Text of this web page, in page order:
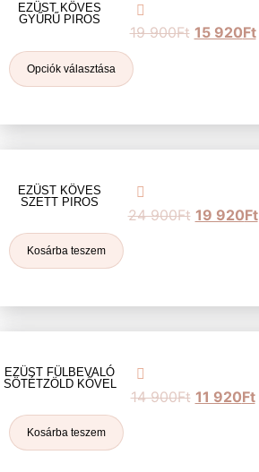
EZÜST KÖVES
GYŰRŰ PIROS
19 900Ft 15 920Ft
Opciók választása
EZÜST KÖVES
SZETT PIROS
24 900Ft 19 920Ft
Kosárba teszem
EZÜST FÜLBEVALÓ
SÖTÉTZÖLD KŐVEL
14 900Ft 11 920Ft
Kosárba teszem